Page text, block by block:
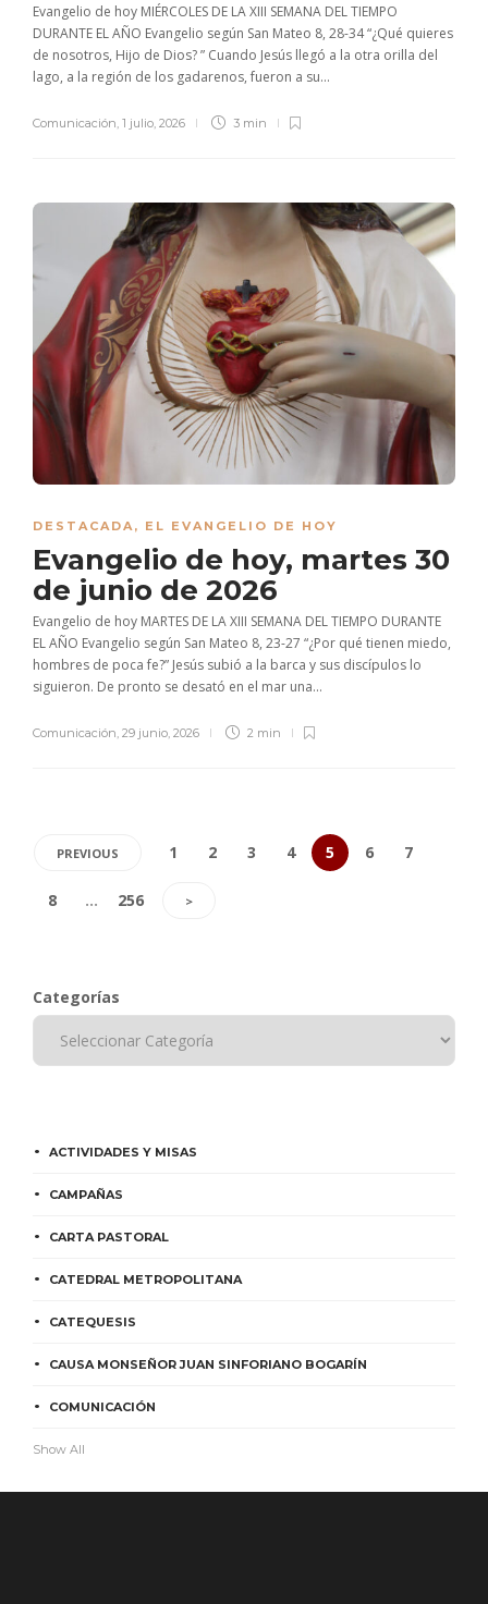
Evangelio de hoy MIÉRCOLES DE LA XIII SEMANA DEL TIEMPO
DURANTE EL AÑO Evangelio según San Mateo 8, 28-34 “¿Qué quieres
de nosotros, Hijo de Dios? ” Cuando Jesús llegó a la otra orilla del
lago, a la región de los gadarenos, fueron a su...
Comunicación, 1 julio, 2026 3 min
DESTACADA , EL EVANGELIO DE HOY
Evangelio de hoy, martes 30
de junio de 2026
Evangelio de hoy MARTES DE LA XIII SEMANA DEL TIEMPO DURANTE
EL AÑO Evangelio según San Mateo 8, 23-27 “¿Por qué tienen miedo,
hombres de poca fe?” Jesús subió a la barca y sus discípulos lo
siguieron. De pronto se desató en el mar una...
Comunicación 29 junio, 2026 2 min
PREVIOUS 1 2 3 4 5 6 7
8 … 256 >
Categorías
ACTIVIDADES Y MISAS
CAMPAÑAS
CARTA PASTORAL
CATEDRAL METROPOLITANA
CATEQUESIS
CAUSA MONSEÑOR JUAN SINFORIANO BOGARÍN
COMUNICACIÓN
Show All